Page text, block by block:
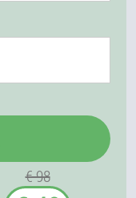
€ 98